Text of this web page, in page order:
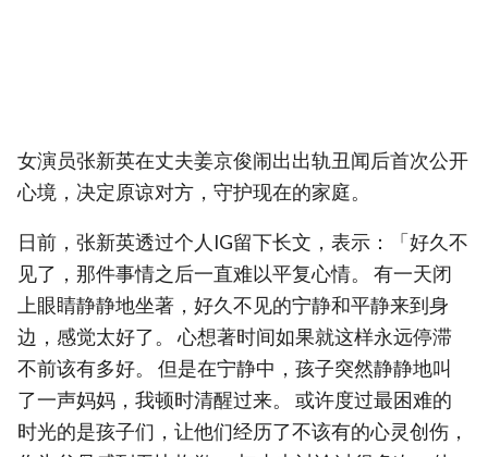
女演员张新英在丈夫姜京俊闹出出轨丑闻后首次公开
心境，决定原谅对方，守护现在的家庭。
日前，张新英透过个人IG留下长文，表示：「好久不
见了，那件事情之后一直难以平复心情。 有一天闭
上眼睛静静地坐著，好久不见的宁静和平静来到身
边，感觉太好了。 心想著时间如果就这样永远停滞
不前该有多好。 但是在宁静中，孩子突然静静地叫
了一声妈妈，我顿时清醒过来。 或许度过最困难的
时光的是孩子们，让他们经历了不该有的心灵创伤，